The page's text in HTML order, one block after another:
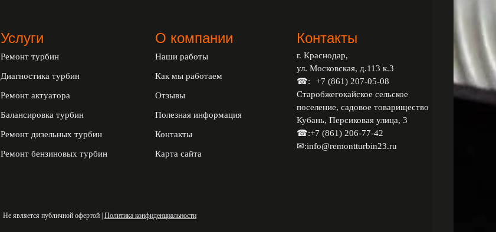
Услуги
Ремонт турбин
Диагностика турбин
Ремонт актуатора
Балансировка турбин
Ремонт дизельных турбин
Ремонт бензиновых турбин
О компании
Наши работы
Как мы работаем
Отзывы
Полезная информация
Контакты
Карта сайта
Контакты
г. Краснодар,
ул. Московская, д.113 к.3
☎:
+7 (861) 207-05-08
Старобжегокайское сельское
поселение, садовое товарищество
Кубань, Персиковая улица, 3
☎:+7 (861) 206-77-42
✉:info@remontturbin23.ru
Не является публичной офертой | Политика конфиденциальности